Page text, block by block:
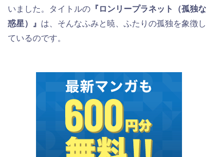
いました。タイトルの 『ロンリープラネット（孤独な
惑星）』 は、そんなふみと暁、ふたりの孤独を象徴し
ているのです。